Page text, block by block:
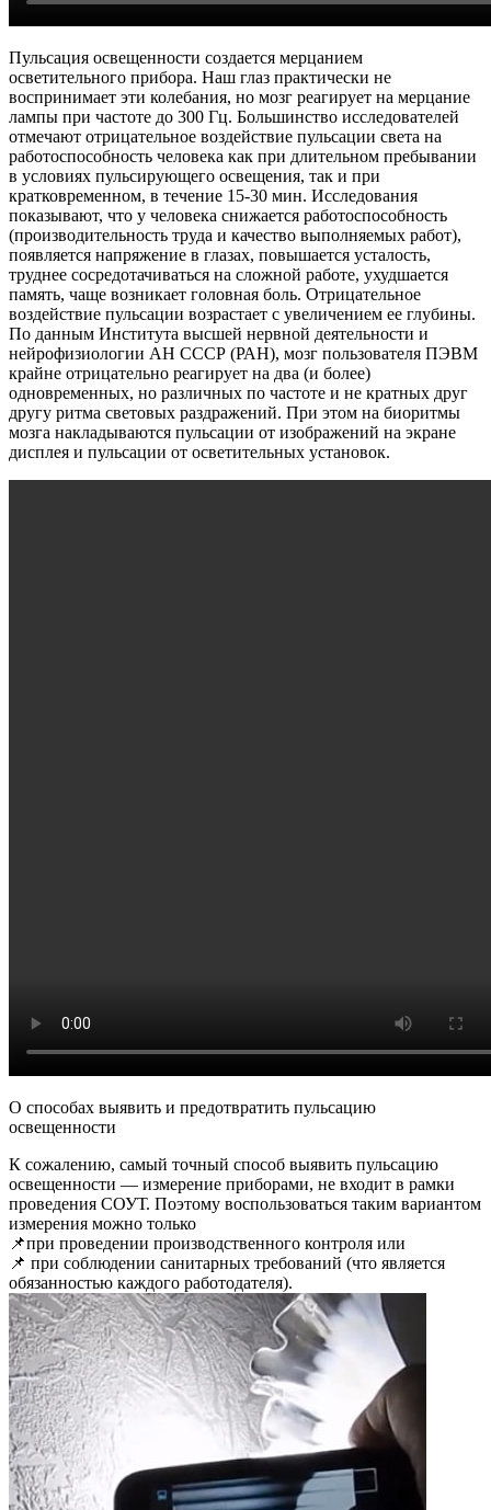
Пульсация освещенности создается мерцанием
осветительного прибора. Наш глаз практически не
воспринимает эти колебания, но мозг реагирует на мерцание
лампы при частоте до 300 Гц. Большинство исследователей
отмечают отрицательное воздействие пульсации света на
работоспособность человека как при длительном пребывании
в условиях пульсирующего освещения, так и при
кратковременном, в течение 15-30 мин. Исследования
показывают, что у человека снижается работоспособность
(производительность труда и качество выполняемых работ),
появляется напряжение в глазах, повышается усталость,
труднее сосредотачиваться на сложной работе, ухудшается
память, чаще возникает головная боль. Отрицательное
воздействие пульсации возрастает с увеличением ее глубины.
По данным Института высшей нервной деятельности и
нейрофизиологии АН СССР (РАН), мозг пользователя ПЭВМ
крайне отрицательно реагирует на два (и более)
одновременных, но различных по частоте и не кратных друг
другу ритма световых раздражений. При этом на биоритмы
мозга накладываются пульсации от изображений на экране
дисплея и пульсации от осветительных установок.
О способах выявить и предотвратить пульсацию
освещенности
К сожалению, самый точный способ выявить пульсацию
освещенности — измерение приборами, не входит в рамки
проведения СОУТ. Поэтому воспользоваться таким вариантом
измерения можно только
📌при проведении производственного контроля или
📌 при соблюдении санитарных требований (что является
обязанностью каждого работодателя).